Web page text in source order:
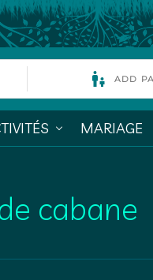
MARIAGE
cabane